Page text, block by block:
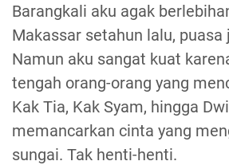
Barangkali aku agak
Makassar setahun lalu, puasa
Namun aku sangat kuat
tengah orang-orang yang
Kak Tia, Kak Syam, hingga
memancarkan cinta yang
sungai. Tak henti-henti.